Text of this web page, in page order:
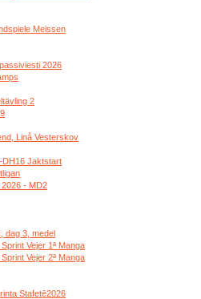
Meissen
2026
2
Linå Vesterskov
DH16 Jaktstart
- MD2
dag 3, medel
Vejer 1ª Manga
Vejer 2ª Manga
Stafetē2026